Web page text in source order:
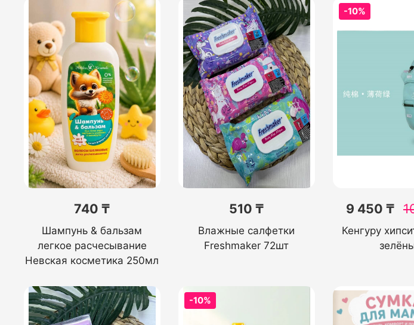
740 ₸
Шампунь & бальзам
легкое расчесывание
Невская косметика 250мл
510 ₸
Влажные салфетки
Freshmaker 72шт
-10%
9 450 ₸
Кенгуру
-10%